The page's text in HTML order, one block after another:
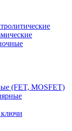
(FET, MOSFET)
ключи